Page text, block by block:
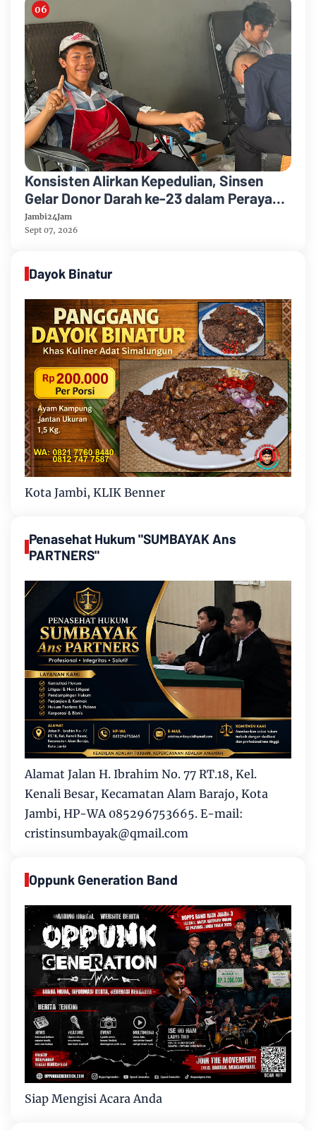
Konsisten Alirkan Kepedulian, Sinsen
Gelar Donor Darah ke-23 dalam Perayaan
Anniversary Sinsen
Jambi24Jam
Sept 07, 2026
Dayok Binatur
Kota Jambi, KLIK Benner
Penasehat Hukum "SUMBAYAK Ans
PARTNERS"
Alamat Jalan H. Ibrahim No. 77 RT.18, Kel.
Kenali Besar, Kecamatan Alam Barajo, Kota
Jambi, HP-WA 085296753665. E-mail:
cristinsumbayak@qmail.com
Oppunk Generation Band
Siap Mengisi Acara Anda